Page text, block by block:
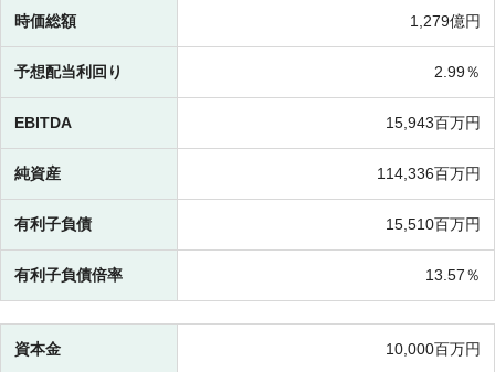
時価総額 1,279億円
予想配当利回り 2.99％
EBITDA 15,943百万円
純資産 114,336百万円
有利子負債 15,510百万円
有利子負債倍率 13.57％
資本金 10,000百万円